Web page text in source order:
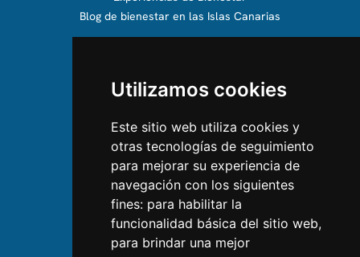
Utilizamos cookies
Este sitio web utiliza cookies y
otras tecnologías de seguimiento
para mejorar su experiencia de
navegación con los siguientes
fines: para habilitar la
funcionalidad básica del sitio web,
para brindar una mejor
Blog de bienestar en las Islas Canarias
Conócenos
CONTÁCTANOS
Contáctanos
Síguenos en Instagram
Dale Me gusta en Facebook
Encuéntranos en LinkedIn